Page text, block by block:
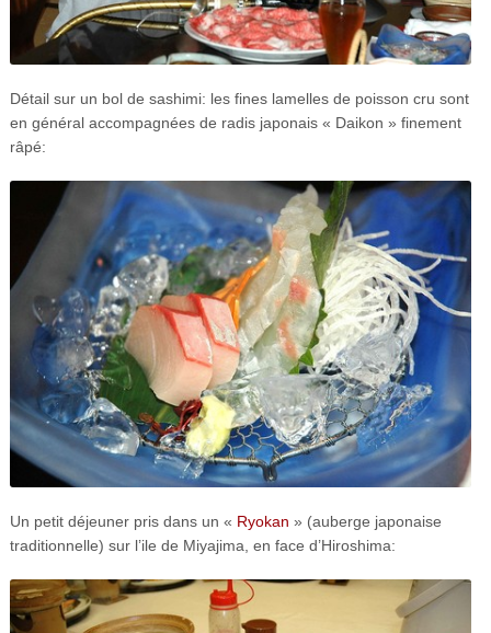
Détail sur un bol de sashimi: les fines lamelles de poisson cru sont
en général accompagnées de radis japonais « Daikon » finement
râpé:
Un petit déjeuner pris dans un « Ryokan » (auberge japonaise
traditionnelle) sur l’ile de Miyajima, en face d’Hiroshima: